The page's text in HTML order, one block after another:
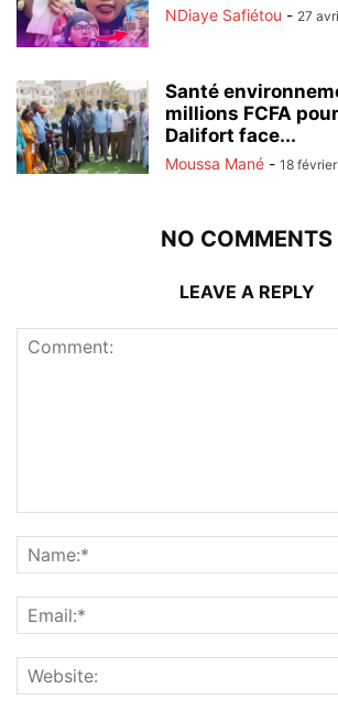
NDiaye Safiétou - 27
Santé
millions FCFA
Dalifort face...
Moussa Mané - 18
NO COMMENTS
LEAVE A REPLY